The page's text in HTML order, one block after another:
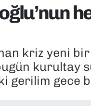
kriz yeni
kurultay
gerilim gece